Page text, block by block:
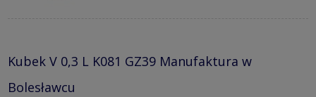
Kubek V 0,3 L K081 GZ39 Manufaktura w
Bolesławcu